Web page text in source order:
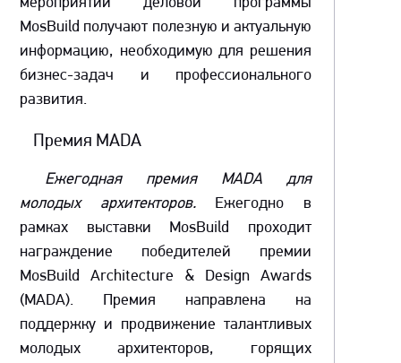
MosBuild получают полезную и актуальную
информацию, необходимую для решения
бизнес-задач и профессионального
развития.
Премия MADA
Ежегодная премия MADA для
молодых архитекторов.Ежегодно в
рамках выставки MosBuild проходит
награждение победителей премии
MosBuild Architecture & Design Awards
(MADA). Премия направлена на
поддержку и продвижение талантливых
молодых архитекторов, горящих